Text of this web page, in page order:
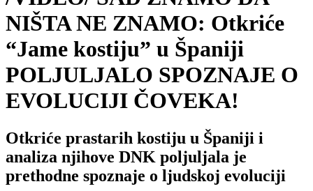
NIŠTA NE ZNAMO: Otkriće
“Jame kostiju” u Španiji
POLJULJALO SPOZNAJE O
EVOLUCIJI ČOVEKA!
Otkriće prastarih kostiju u Španiji i
analiza njihove DNK poljuljala je
prethodne spoznaje o ljudskoj evoluciji